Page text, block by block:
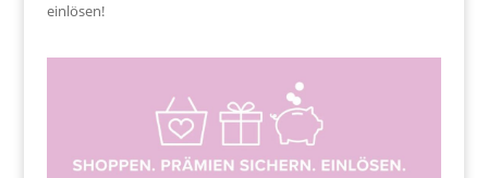
einlösen!